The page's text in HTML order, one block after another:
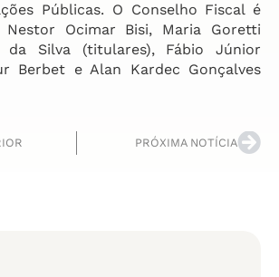
Públicas. O Conselho Fiscal é
Ocimar Bisi, Maria Goretti
Silva (titulares), Fábio Júnior
Berbet e Alan Kardec Gonçalves
PRÓXIMA NOTÍCIA